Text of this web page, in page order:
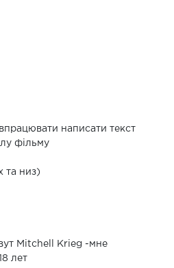
написати текст
фільму
та низ)
Mitchell Krieg -мне
лет